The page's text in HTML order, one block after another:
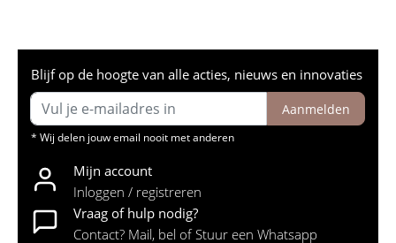
Blijf op de hoogte van alle acties, nieuws en innovaties
Aanmelden
* Wij delen jouw email nooit met anderen
Mijn account
Inloggen / registreren
Vraag of hulp nodig?
Contact? Mail, bel of Stuur een Whatsapp